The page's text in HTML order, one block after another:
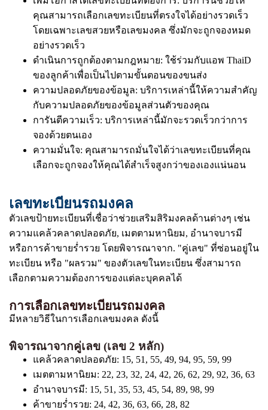
คุณสามารถเลือกเลขทะเบียนที่ตรงใจได้อย่างรวดเร็ว
โดยเฉพาะเลขสวยหรือเลขมงคล ซึ่งมักจะถูกจองหมด
อย่างรวดเร็ว
ดำเนินการถูกต้องตามกฎหมาย: ใช้ร่วมกับแอพ ThaiD
ของลูกค้าเพื่อเป็นไปตามขั้นตอนของขนส่ง
ความปลอดภัยของข้อมูล: บริการเหล่านี้ให้ความสำคัญ
กับความปลอดภัยของข้อมูลส่วนตัวของคุณ
การันตีความเร็ว: บริการเหล่านี้มักจะรวดเร็วกว่าการ
จองด้วยตนเอง
ความมั่นใจ: คุณสามารถมั่นใจได้ว่าเลขทะเบียนที่คุณ
เลือกจะถูกจองให้คุณได้สำเร็จสูงกว่าของเองแน่นอน
เลขทะเบียนรถมงคล
ตัวเลขป้ายทะเบียนที่เชื่อว่าช่วยเสริมสิริมงคลด้านต่างๆ เช่น
ความแคล้วคลาดปลอดภัย, เมตตามหานิยม, อำนาจบารมี
หรือการค้าขายร่ำรวย โดยพิจารณาจาก. "คู่เลข" ที่ซ่อนอยู่ใน
ทะเบียน หรือ "ผลรวม" ของตัวเลขในทะเบียน ซึ่งสามารถ
เลือกตามความต้องการของแต่ละบุคคลได้
การเลือกเลขทะเบียนรถมงคล
มีหลายวิธีในการเลือกเลขมงคล ดังนี้
พิจารณาจากคู่เลข (เลข 2 หลัก)
แคล้วคลาดปลอดภัย: 15, 51, 55, 49, 94, 95, 59, 99
เมตตามหานิยม: 22, 23, 32, 24, 42, 26, 62, 29, 92, 36, 63
อำนาจบารมี: 15, 51, 35, 53, 45, 54, 89, 98, 99
ค้าขายร่ำรวย: 24, 42, 36, 63, 66, 28, 82